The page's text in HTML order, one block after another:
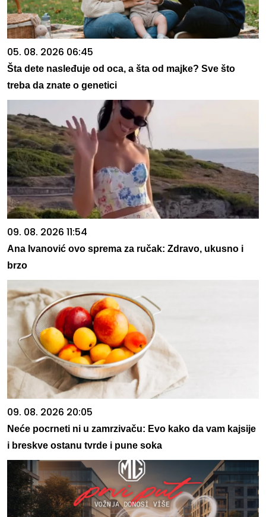
05. 08. 2026 06:45
Šta dete nasleđuje od oca, a šta od majke? Sve što
treba da znate o genetici
09. 08. 2026 11:54
Ana Ivanović ovo sprema za ručak: Zdravo, ukusno i
brzo
09. 08. 2026 20:05
Neće pocrneti ni u zamrzivaču: Evo kako da vam kajsije
i breskve ostanu tvrde i pune soka